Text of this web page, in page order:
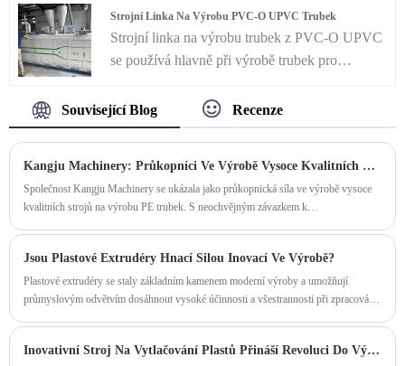
chladicí systém, řezací systém a řídicí systém,
zajišťující výrobu vysoce kvalitních a
standardně vyhovujících HDPE trubek.
velkoobjemovou a nízkoodpadovou výrobu
olepovacích pásek z PVC vyrobených podle
nejvyšších standardů kvality a přesnosti.
Strojní Linka Na Výrobu PVC-O UPVC Trubek
Strojní linka na výrobu trubek z PVC-O UPVC
se používá hlavně při výrobě trubek pro
pokládání kabelů atd. Jako profesionální
výrobce bychom vám rádi poskytli produkty. A
včasné dodání.
Související Blog Recenze
Kangju Machinery: Průkopníci Ve Výrobě Vysoce Kvalitních PE Potrubních Strojů
Společnost Kangju Machinery se ukázala jako průkopnická síla ve výrobě vysoce
kvalitních strojů na výrobu PE trubek. S neochvějným závazkem k
a efektivní zařízení na výrobu PE trubek.
Jsou Plastové Extrudéry Hnací Silou Inovací Ve Výrobě?
Plastové extrudéry se staly základním kamenem moderní výroby a umožňují
průmyslovým odvětvím dosáhnout vysoké účinnosti a všestrannosti při zpracování
Inovativní Stroj Na Vytlačování Plastů Přináší Revoluci Do Výrobního Procesu